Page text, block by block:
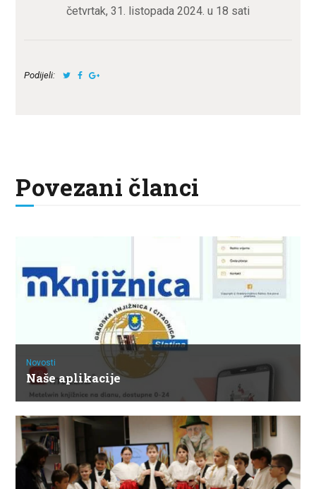
četvrtak, 31. listopada 2024. u 18 sati
Podijeli:
Povezani članci
Novosti
Naše aplikacije